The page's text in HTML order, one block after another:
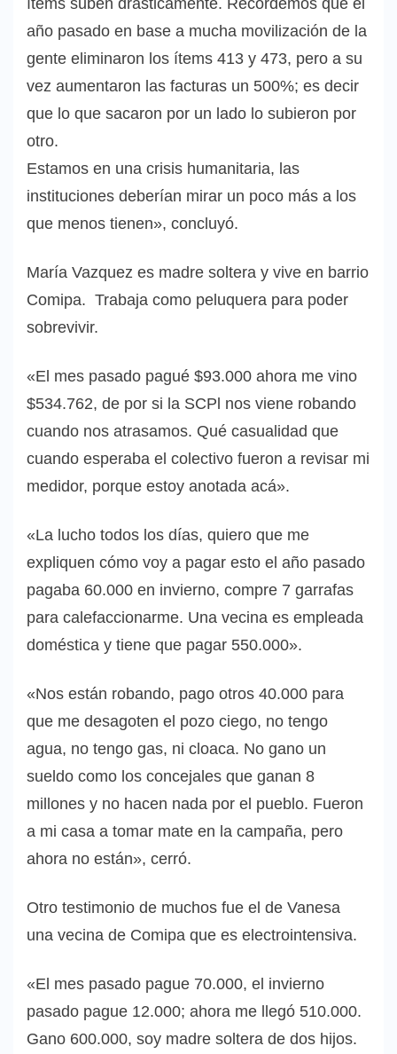
ítems suben drásticamente. Recordemos que el
año pasado en base a mucha movilización de la
gente eliminaron los ítems 413 y 473, pero a su
vez aumentaron las facturas un 500%; es decir
que lo que sacaron por un lado lo subieron por
otro.
Estamos en una crisis humanitaria, las
instituciones deberían mirar un poco más a los
que menos tienen», concluyó.
María Vazquez es madre soltera y vive en barrio
Comipa. Trabaja como peluquera para poder
sobrevivir.
«El mes pasado pagué $93.000 ahora me vino
$534.762, de por si la SCPl nos viene robando
cuando nos atrasamos. Qué casualidad que
cuando esperaba el colectivo fueron a revisar mi
medidor, porque estoy anotada acá».
«La lucho todos los días, quiero que me
expliquen cómo voy a pagar esto el año pasado
pagaba 60.000 en invierno, compre 7 garrafas
para calefaccionarme. Una vecina es empleada
doméstica y tiene que pagar 550.000».
«Nos están robando, pago otros 40.000 para
que me desagoten el pozo ciego, no tengo
agua, no tengo gas, ni cloaca. No gano un
sueldo como los concejales que ganan 8
millones y no hacen nada por el pueblo. Fueron
a mi casa a tomar mate en la campaña, pero
ahora no están», cerró.
Otro testimonio de muchos fue el de Vanesa
una vecina de Comipa que es electrointensiva.
«El mes pasado pague 70.000, el invierno
pasado pague 12.000; ahora me llegó 510.000.
Gano 600.000, soy madre soltera de dos hijos.